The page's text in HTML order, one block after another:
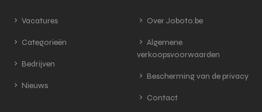
Vacatures
Categorieën
Bedrijven
Nieuws
Over Joboto.be
Algemene
verkoopsvoorwaarden
Bescherming van de privacy
Contact